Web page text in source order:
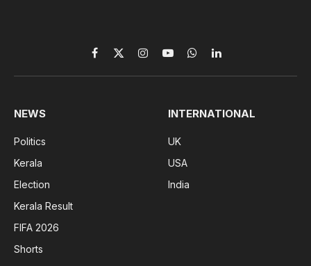
Facebook
X
(Twitter)
InstagramYouTubeWhatsAppLinkedIn
NEWS
Politics
Kerala
Election
Kerala Result
FIFA 2026
Shorts
INTERNATIONAL
UK
USA
India